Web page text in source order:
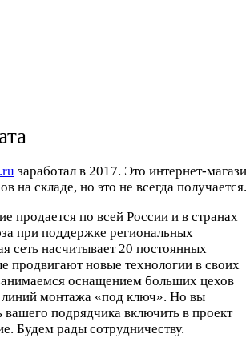
заработал в 2017. Это интернет-
на складе, но это не всегда
продается по всей России и в странах
при поддержке региональных
сеть насчитывает 20 постоянных
продвигают новые технологии в своих
оснащением больших цехов
линий монтажа «под ключ». Но вы
подрядчика включить в проект
Будем рады сотрудничеству.